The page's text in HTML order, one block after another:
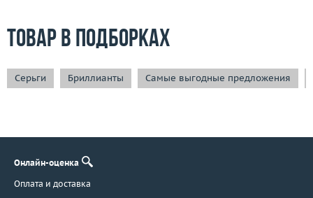
Товар в подборках
Серьги Бриллианты Самые выгодные предложения
Онлайн-оценка
Оплата и доставка